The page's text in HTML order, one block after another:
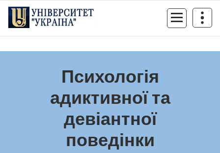
Перейти
контенту
Психологія
адиктивної та
девіантної
поведінки